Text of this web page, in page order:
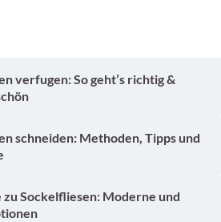
verfugen: So geht’s richtig &
schneiden: Methoden, Tipps und
Sockelfliesen: Moderne und